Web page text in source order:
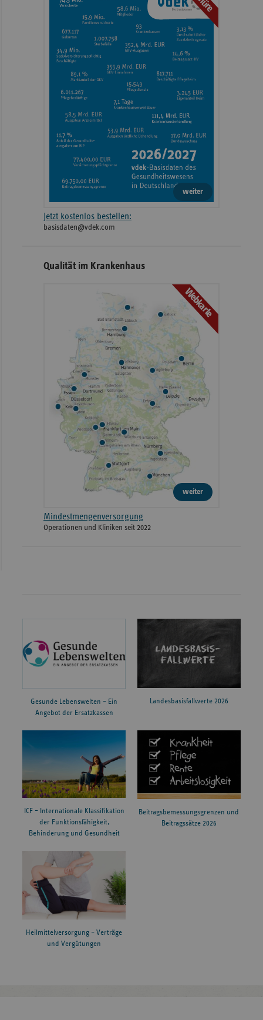
weiter
Jetzt kostenlos bestellen:
basisdaten@vdek.com
Qualität im Krankenhaus
Webkarte
weiter
Mindestmengenversorgung
Operationen und Kliniken seit 2022
Gesunde Lebenswelten – Ein
Angebot der Ersatzkassen
Landesbasisfallwerte 2026
ICF – Internationale Klassifikation
der Funktionsfähigkeit,
Behinderung und Gesundheit
Beitragsbemessungsgrenzen und
Beitragssätze 2026
Heilmittelversorgung – Verträge
und Vergütungen